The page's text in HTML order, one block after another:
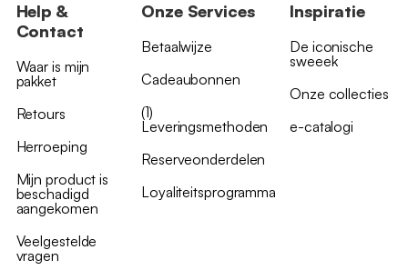
Help &
Contact
Waar is mijn
pakket
Retours
Herroeping
Mijn product is
beschadigd
aangekomen
Veelgestelde
vragen
Onze Services
Betaalwijze
Cadeaubonnen
(1)
Leveringsmethoden
Reserveonderdelen
Loyaliteitsprogramma
Inspiratie
De iconische
sweeek
Onze collecties
e-catalogi